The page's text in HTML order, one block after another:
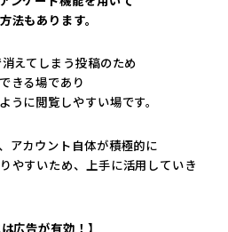
法もあります。
えてしまう投稿のため
きる場であり
うに閲覧しやすい場です。
アカウント自体が積極的に
やすいため、上手に活用していき
広告が有効！】